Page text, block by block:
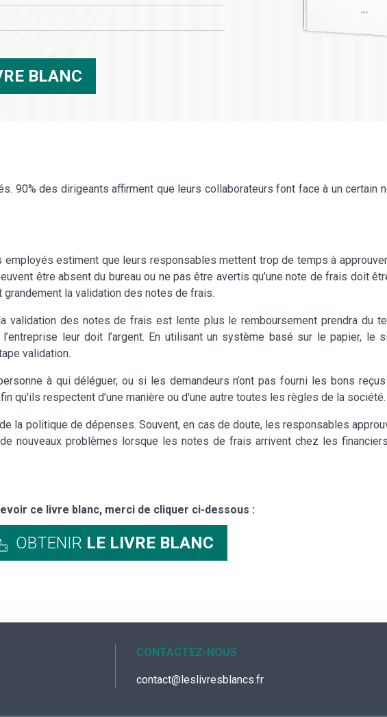
BLANC
90% des dirigeants affirment que leurs collaborateurs font face à un certain
employés estiment que leurs responsables mettent trop de temps à
être absent du bureau ou ne pas être avertis qu’une note de frais doit
la validation des notes de frais.
validation des notes de frais est lente plus le remboursement prendra du
leur doit l’argent. En utilisant un système basé sur le papier, le
validation.
à qui déléguer, ou si les demandeurs n’ont pas fourni les bons
qu'ils respectent d’une manière ou d'une autre toutes les règles de la société.
la politique de dépenses. Souvent, en cas de doute, les responsables
nouveaux problèmes lorsque les notes de frais arrivent chez les
ce livre blanc, merci de cliquer ci-dessous :
OBTENIR LE LIVRE BLANC
CONTACTEZ-NOUS
contact@leslivresblancs.fr